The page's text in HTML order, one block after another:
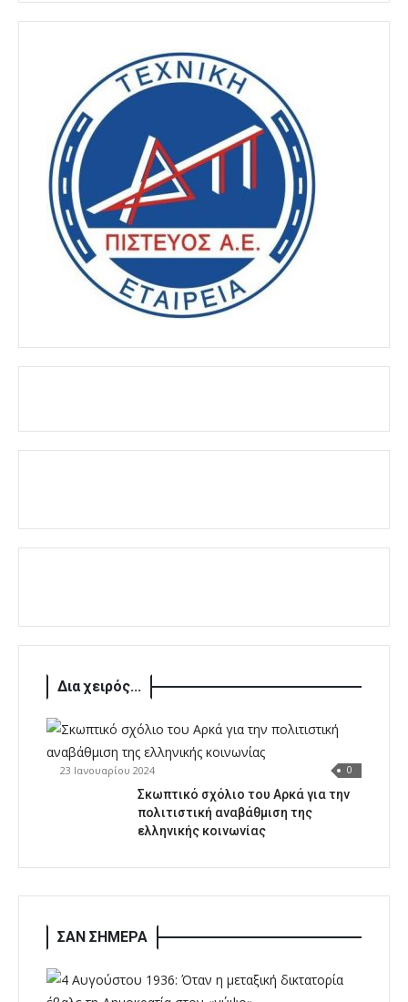
Δια χειρός...
23 Ιανουαρίου 2024 0
Σκωπτικό σχόλιο του Αρκά για την
πολιτιστική αναβάθμιση της
ελληνικής κοινωνίας
ΣΑΝ ΣΗΜΕΡΑ